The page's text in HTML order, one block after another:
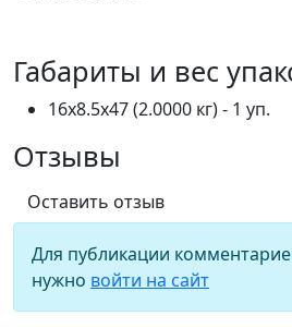
Габариты и вес
16x8.5x47 (2.0000 кг) - 1 уп.
Отзывы
Оставить отзыв
Для публикации
нужно войти на сайт